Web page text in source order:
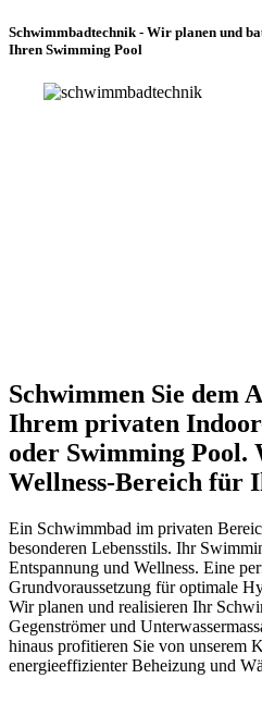
Schwimmbadtechnik - Wir planen und
Ihren Swimming Pool
Schwimmen Sie dem
Ihrem privaten
oder Swimming
Wellness-Bereich für
Ein Schwimmbad im privaten
besonderen Lebensstils. Ihr
Entspannung und Wellness. Eine
Grundvoraussetzung für optimale
Wir planen und realisieren Ihr
Gegenströmer und
hinaus profitieren Sie von unserem
energieeffizienter Beheizung und